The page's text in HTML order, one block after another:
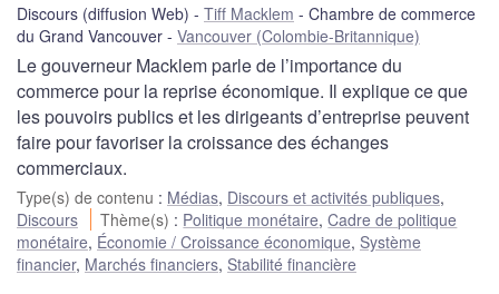
Discours (diffusion Web) Tiff Macklem
Chambre de commerce
du Grand Vancouver
Vancouver (Colombie-Britannique)
Le gouverneur Macklem parle de l’importance du
commerce pour la reprise économique. Il explique ce que
les pouvoirs publics et les dirigeants d’entreprise peuvent
faire pour favoriser la croissance des échanges
commerciaux.
Type(s) de contenu : Médias, Discours et activités publiques,
Discours
Thème(s) : Politique monétaire,Cadre de politique
monétaire, Économie / Croissance économique, Système
financier, Marchés financiers, Stabilité financière